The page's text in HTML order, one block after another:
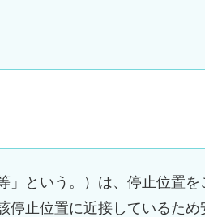
という。）は、停止位置を
止位置に近接しているた